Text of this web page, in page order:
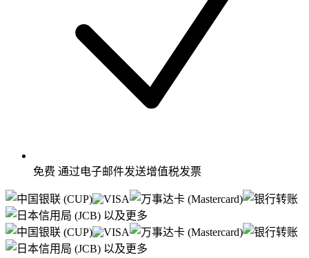
免费 通过电子邮件发送增值税发票
以及更多
以及更多